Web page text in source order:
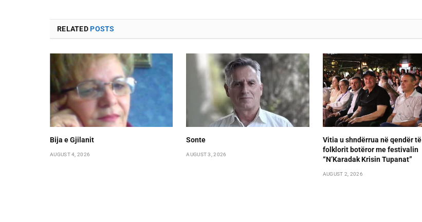
RELATEDPOSTS
Bija e Gjilanit
AUGUST 4, 2026
Sonte
AUGUST 3, 2026
Vitia u shndërrua në qendër të
folklorit botëror me festivalin
“N’Karadak Krisin Tupanat”
AUGUST 2, 2026